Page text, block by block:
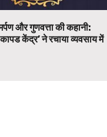
और गुणवत्ता की कहानी:
कापड केंद्र’ ने रचाया व्यवसाय में